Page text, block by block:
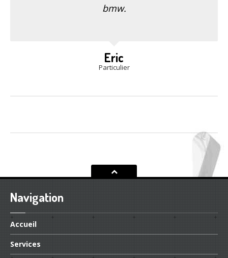
bmw.
Eric
Particulier
Navigation
Accueil
Services